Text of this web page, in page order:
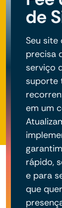
de
Seu site
precisa
serviço
suporte
em um
rápido,
e para
que